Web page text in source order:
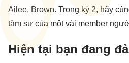
Ailee, Brown. Trong kỳ 2, hãy
tâm sự của một vài member
Hiện tại bạn đang